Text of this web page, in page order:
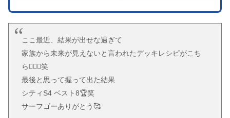
ここ最近、結果が出せな過ぎて
家族から未来が見えないと言われたデッキレシピがこち
ら💁🏻‍♂️笑
最後と思って握って出た結果
シティS4 ベスト8🏆笑
サーフゴーありがとう🥰